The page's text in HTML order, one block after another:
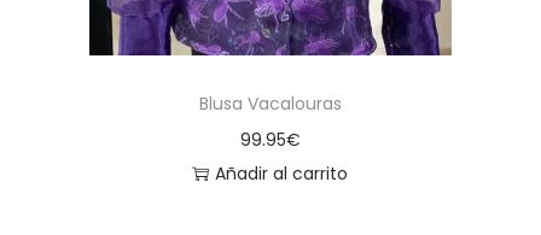
Blusa Vacalouras
99.95€
Añadir al carrito